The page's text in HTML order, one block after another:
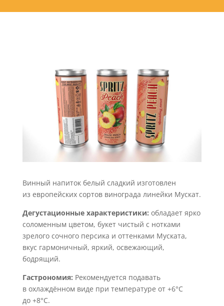
Винный напиток белый сладкий изготовлен
из европейских сортов винограда линейки Мускат.
Дегустационные характеристики: обладает ярко
соломенным цветом, букет чистый с нотками
зрелого сочного персика и оттенками Муската,
вкус гармоничный, яркий, освежающий,
бодрящий.
Гастрономия: Рекомендуется подавать
в охлаждённом виде при температуре от +6°С
до +8°С.